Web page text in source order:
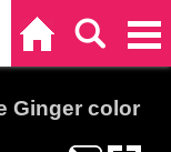
Ginger color